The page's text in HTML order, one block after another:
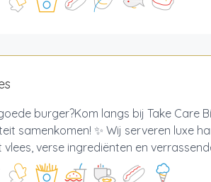
burger?Kom langs bij Take Care
samenkomen! ✨ Wij serveren luxe
verse ingrediënten en